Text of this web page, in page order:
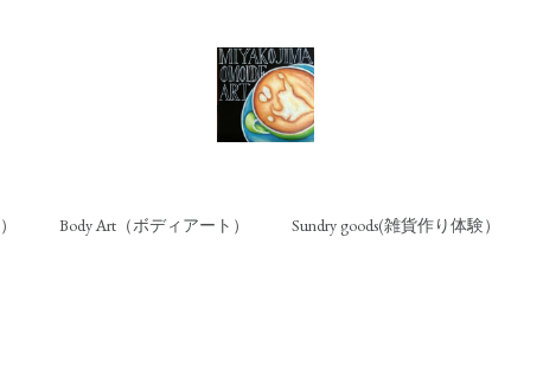
Body Art（ボディアート） Sundry goods(雑貨作り体験）